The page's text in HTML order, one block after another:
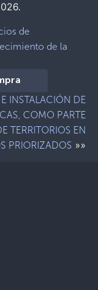
de
de la
INSTALACIÓN DE
COMO PARTE
TERRITORIOS EN
PRIORIZADOS »»